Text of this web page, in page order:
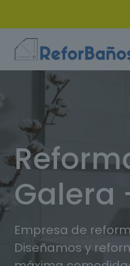
Galera
Empresa de
Diseñamos y